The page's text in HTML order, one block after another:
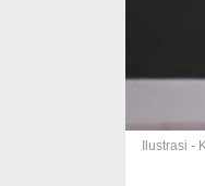
Ilustrasi -